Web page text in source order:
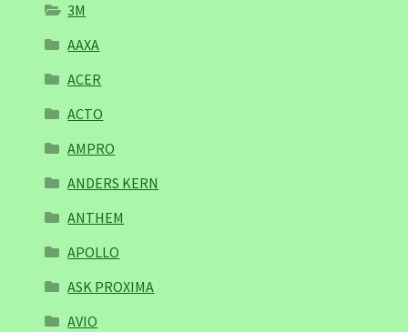
3M
AAXA
ACER
ACTO
AMPRO
ANDERS KERN
ANTHEM
APOLLO
ASK PROXIMA
AVIO